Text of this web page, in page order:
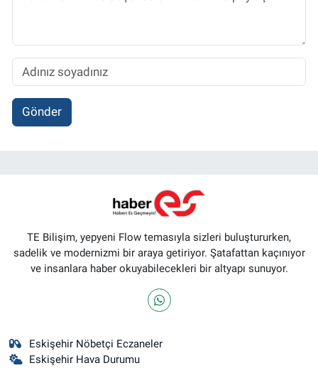
Gönder
TE Bilişim, yepyeni Flow temasıyla sizleri buluştururken,
sadelik ve modernizmi bir araya getiriyor. Şatafattan kaçınıyor
ve insanlara haber okuyabilecekleri bir altyapı sunuyor.
Eskişehir Nöbetçi Eczaneler
Eskişehir Hava Durumu